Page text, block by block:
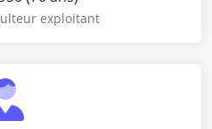
exploitant